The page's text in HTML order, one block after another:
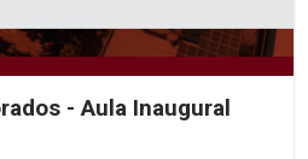
- Aula Inaugural